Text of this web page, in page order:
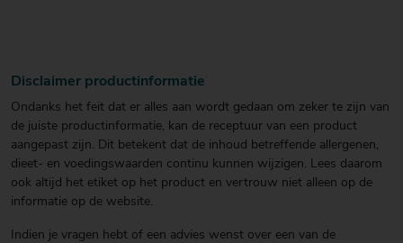
Disclaimer productinformatie
Ondanks het feit dat er alles aan wordt gedaan om zeker te zijn van
de juiste productinformatie, kan de receptuur van een product
aangepast zijn. Dit betekent dat de inhoud betreffende allergenen,
dieet- en voedingswaarden continu kunnen wijzigen. Lees daarom
ook altijd het etiket op het product en vertrouw niet alleen op de
informatie op de website.
Indien je vragen hebt of een advies wenst over een van de